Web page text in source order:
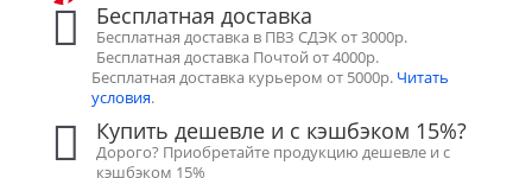
Бесплатная доставка
Бесплатная доставка в ПВЗ СДЭК от 3000р.
Бесплатная доставка Почтой от 4000р.
Бесплатная доставка курьером от 5000р. Читать
условия.
Купить дешевле и с кэшбэком 15%?
Дорого? Приобретайте продукцию дешевле и с
кэшбэком 15%